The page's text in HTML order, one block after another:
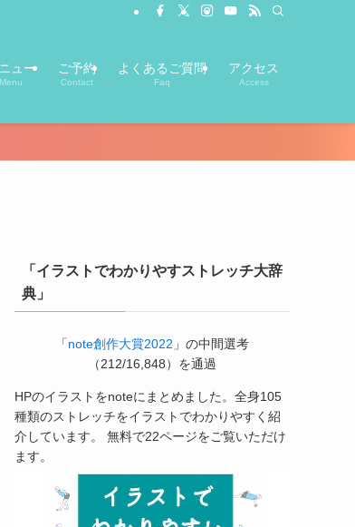
ュー
Menu
ご予約
Contact
よくあるご質問
Faq
アクセス
Access
「イラストでわかりやすストレッチ大辞
典」
「note創作大賞2022 」の中間選考
（212/16,848）を通過
HPのイラストをnoteにまとめました。全身105
種類のストレッチをイラストでわかりやすく紹
介しています。 無料で22ページをご覧いただけ
ます。